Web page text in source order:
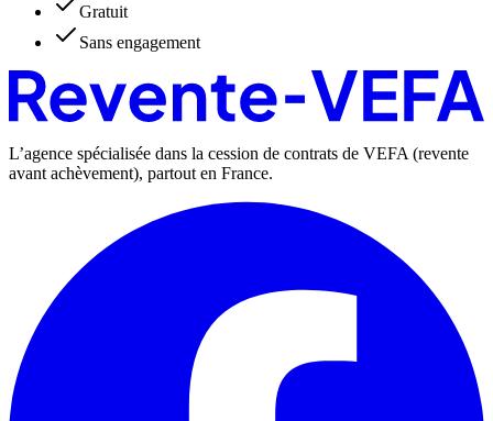
Gratuit
Sans engagement
L’agence spécialisée dans la cession de contrats de VEFA (revente
avant achèvement), partout en France.